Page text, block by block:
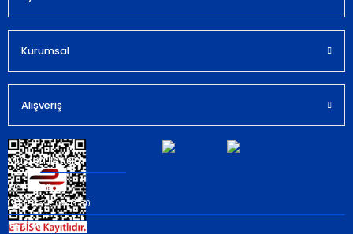
Kurumsal
Alışveriş
Müşteri İletişim
Whatsapp
(535) 503 43 80
Telefon